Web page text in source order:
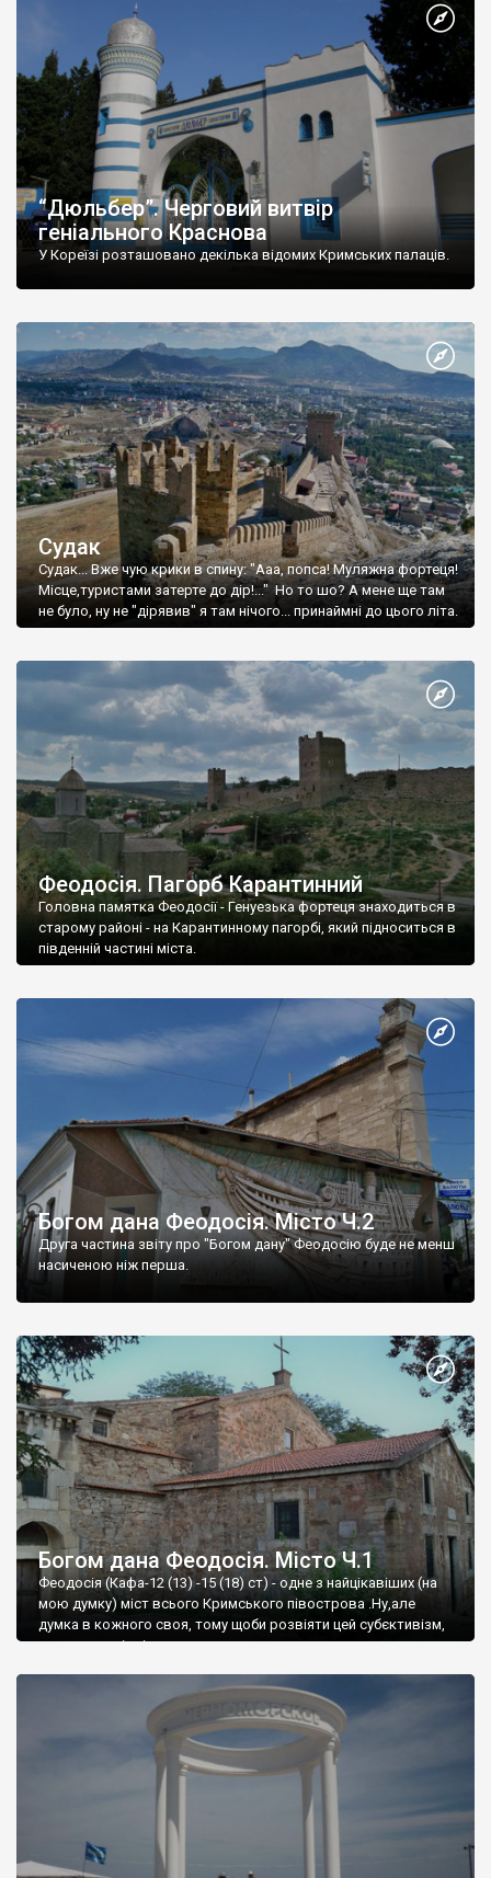
“Дюльбер”. Черговий витвір
геніального Краснова
У Кореїзі розташовано декілька відомих Кримських палаців.
Судак
Судак... Вже чую крики в спину: "Ааа, попса! Муляжна фортеця!
Місце,туристами затерте до дір!..." Но то шо? А мене ще там
не було, ну не "дірявив" я там нічого... принаймні до цього літа.
Феодосія. Пагорб Карантинний
Головна памятка Феодосії - Генуезька фортеця знаходиться в
старому районі - на Карантинному пагорбі, який підноситься в
південній частині міста.
Богом дана Феодосія. Місто Ч.2
Друга частина звіту про "Богом дану" Феодосію буде не менш
насиченою ніж перша.
Богом дана Феодосія. Місто Ч.1
Феодосія (Кафа-12 (13) -15 (18) ст) - одне з найцікавіших (на
мою думку) міст всього Кримського півострова .Ну,але
думка в кожного своя, тому щоби розвіяти цей субєктивізм,
запрошую відвідати це